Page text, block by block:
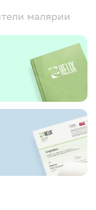
малярии